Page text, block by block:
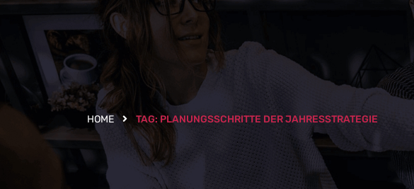
HOME TAG: PLANUNGSSCHRITTE DER JAHRESSTRATEGIE